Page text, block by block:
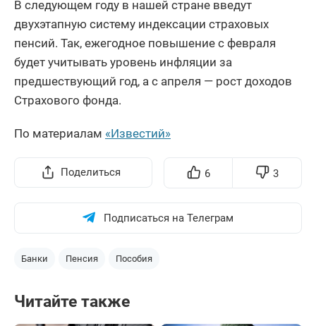
В следующем году в нашей стране введут
двухэтапную систему индексации страховых
пенсий. Так, ежегодное повышение с февраля
будет учитывать уровень инфляции за
предшествующий год, а с апреля — рост доходов
Страхового фонда.
По материалам «Известий»
Поделиться 6 3
Подписаться на Телеграм
Банки Пенсия Пособия
Читайте также